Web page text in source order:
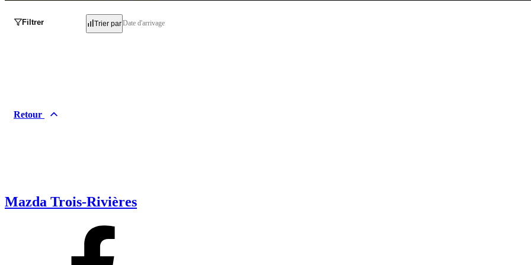
Filtrer Trier parDate d'arrivage
Retour
Mazda Trois-Rivières